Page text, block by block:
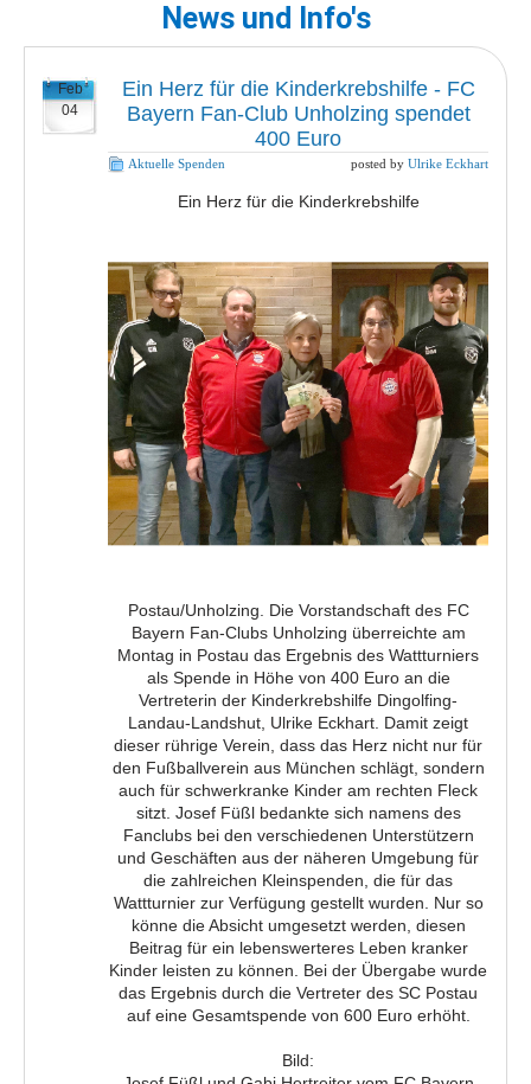
News und Info's
Feb
04
Ein Herz für die Kinderkrebshilfe - FC
Bayern Fan-Club Unholzing spendet
400 Euro
Aktuelle Spenden posted by Ulrike Eckhart
Ein Herz für die Kinderkrebshilfe
Postau/Unholzing. Die Vorstandschaft des FC
Bayern Fan-Clubs Unholzing überreichte am
Montag in Postau das Ergebnis des Wattturniers
als Spende in Höhe von 400 Euro an die
Vertreterin der Kinderkrebshilfe Dingolfing-
Landau-Landshut, Ulrike Eckhart. Damit zeigt
dieser rührige Verein, dass das Herz nicht nur für
den Fußballverein aus München schlägt, sondern
auch für schwerkranke Kinder am rechten Fleck
sitzt. Josef Füßl bedankte sich namens des
Fanclubs bei den verschiedenen Unterstützern
und Geschäften aus der näheren Umgebung für
die zahlreichen Kleinspenden, die für das
Wattturnier zur Verfügung gestellt wurden. Nur so
könne die Absicht umgesetzt werden, diesen
Beitrag für ein lebenswerteres Leben kranker
Kinder leisten zu können. Bei der Übergabe wurde
das Ergebnis durch die Vertreter des SC Postau
auf eine Gesamtspende von 600 Euro erhöht.
Bild: